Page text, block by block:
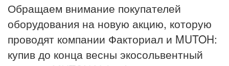
Обращаем внимание покупателей
оборудования на новую акцию, которую
проводят компании Факториал и MUTOH:
купив до конца весны экосольвентный